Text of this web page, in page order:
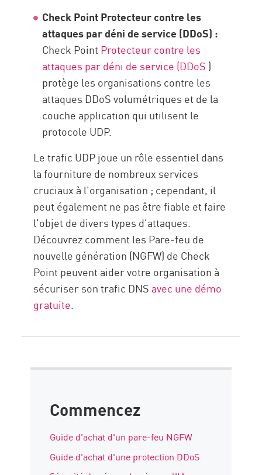
Check Point Protecteur contre les
attaques par déni de service (DDoS) :
Check Point Protecteur contre les
attaques par déni de service (DDoS )
protège les organisations contre les
attaques DDoS volumétriques et de la
couche application qui utilisent le
protocole UDP.
Le trafic UDP joue un rôle essentiel dans
la fourniture de nombreux services
cruciaux à l'organisation ; cependant, il
peut également ne pas être fiable et faire
l'objet de divers types d'attaques.
Découvrez comment les Pare-feu de
nouvelle génération (NGFW) de Check
Point peuvent aider votre organisation à
sécuriser son trafic DNS avec une démo
gratuite.
Commencez
Guide d'achat d'un pare-feu NGFW
Guide d'achat d'une protection DDoS